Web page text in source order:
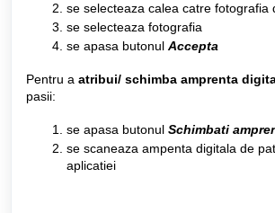
se selecteaza calea catre fotografia
se selecteaza fotografia
se apasa butonul Accepta
Pentru a atribui/ schimba amprenta
pasii:
se apasa butonul Schimbati
se scaneaza ampenta digitala de
aplicatiei